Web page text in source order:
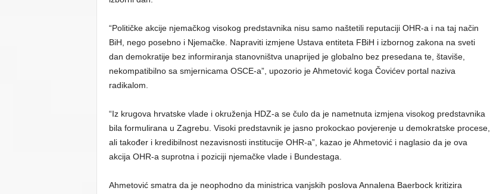
“Političke akcije njemačkog visokog predstavnika nisu samo naštetili reputaciji OHR-a i na taj način
BiH, nego posebno i Njemačke. Napraviti izmjene Ustava entiteta FBiH i izbornog zakona na sveti
dan demokratije bez informiranja stanovništva unaprijed je globalno bez presedana te, štaviše,
nekompatibilno sa smjernicama OSCE-a”, upozorio je Ahmetović koga Čovićev portal naziva
radikalom.
“Iz krugova hrvatske vlade i okruženja HDZ-a se čulo da je nametnuta izmjena visokog predstavnika
bila formulirana u Zagrebu. Visoki predstavnik je jasno prokockao povjerenje u demokratske procese,
ali također i kredibilnost nezavisnosti institucije OHR-a”, kazao je Ahmetović i naglasio da je ova
akcija OHR-a suprotna i poziciji njemačke vlade i Bundestaga.
Ahmetović smatra da je neophodno da ministrica vanjskih poslova Annalena Baerbock kritizira